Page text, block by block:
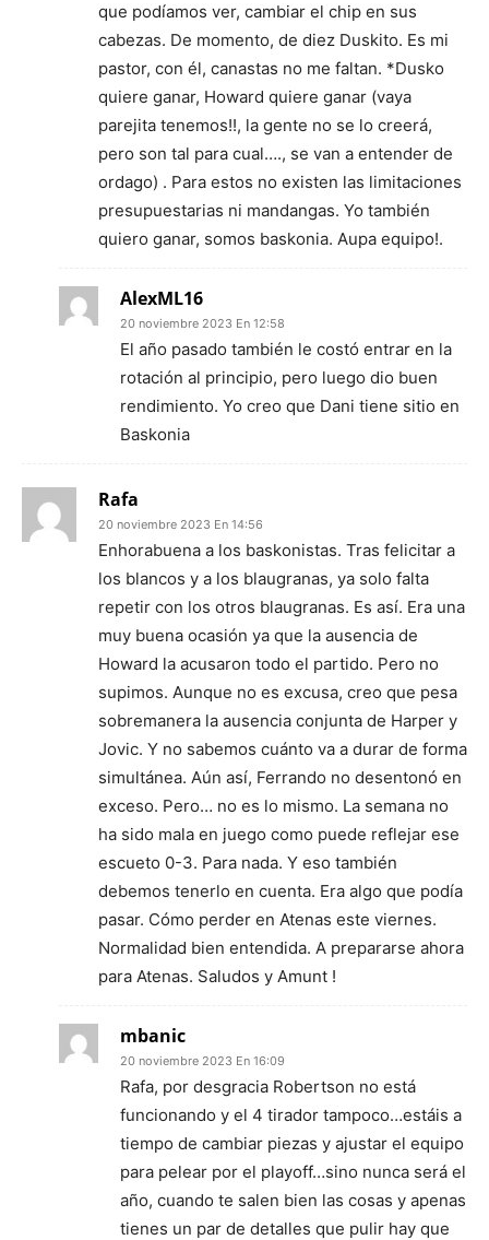
que podíamos ver, cambiar el chip en sus
cabezas. De momento, de diez Duskito. Es mi
pastor, con él, canastas no me faltan. *Dusko
quiere ganar, Howard quiere ganar (vaya
parejita tenemos!!, la gente no se lo creerá,
pero son tal para cual…., se van a entender de
ordago) . Para estos no existen las limitaciones
presupuestarias ni mandangas. Yo también
quiero ganar, somos baskonia. Aupa equipo!.
AlexML16
20 noviembre 2023 En 12:58
El año pasado también le costó entrar en la
rotación al principio, pero luego dio buen
rendimiento. Yo creo que Dani tiene sitio en
Baskonia
Rafa
20 noviembre 2023 En 14:56
Enhorabuena a los baskonistas. Tras felicitar a
los blancos y a los blaugranas, ya solo falta
repetir con los otros blaugranas. Es así. Era una
muy buena ocasión ya que la ausencia de
Howard la acusaron todo el partido. Pero no
supimos. Aunque no es excusa, creo que pesa
sobremanera la ausencia conjunta de Harper y
Jovic. Y no sabemos cuánto va a durar de forma
simultánea. Aún así, Ferrando no desentonó en
exceso. Pero… no es lo mismo. La semana no
ha sido mala en juego como puede reflejar ese
escueto 0-3. Para nada. Y eso también
debemos tenerlo en cuenta. Era algo que podía
pasar. Cómo perder en Atenas este viernes.
Normalidad bien entendida. A prepararse ahora
para Atenas. Saludos y Amunt !
mbanic
20 noviembre 2023 En 16:09
Rafa, por desgracia Robertson no está
funcionando y el 4 tirador tampoco…estáis a
tiempo de cambiar piezas y ajustar el equipo
para pelear por el playoff…sino nunca será el
año, cuando te salen bien las cosas y apenas
tienes un par de detalles que pulir hay que